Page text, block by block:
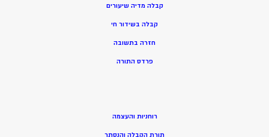
קבלה מדיה שיעורים
קבלה בשידור חי
חזרה בתשובה
פרדס התורה
רוחניות והעצמה
תורת הקבלה והנסתר